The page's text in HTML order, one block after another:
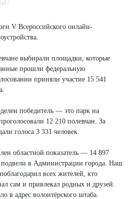
V Всероссийского онлайн-
выбирали площадки, которые
прошли федеральную
приняли участие 15 541
победитель — это парк на
12 210 полевчан. За
голоса 3 331 человек.
областной показатель — 14 897
подвели в Администрации города. Наш
всех жителей, кто
сам и привлекал родных и друзей.
в адрес волонтёрского штаба.